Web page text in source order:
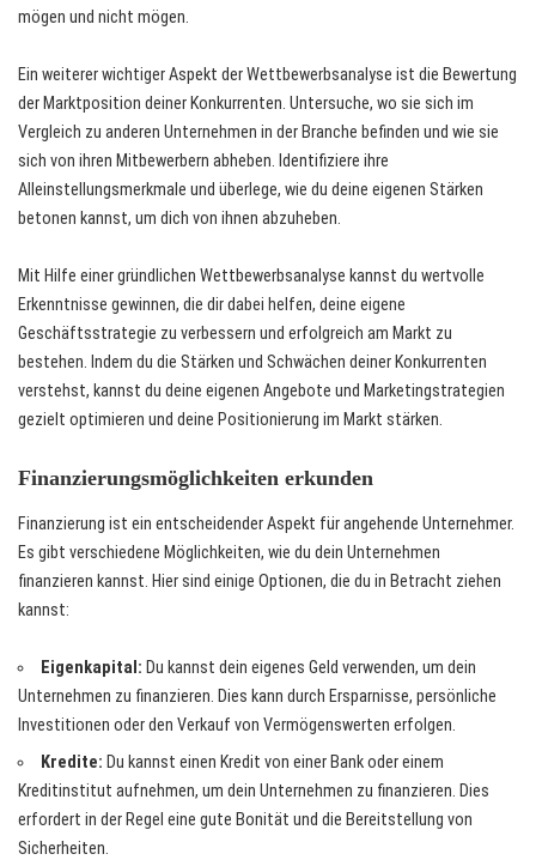
mögen und nicht mögen.
Ein weiterer wichtiger Aspekt der Wettbewerbsanalyse ist die Bewertung
der Marktposition deiner Konkurrenten. Untersuche, wo sie sich im
Vergleich zu anderen Unternehmen in der Branche befinden und wie sie
sich von ihren Mitbewerbern abheben. Identifiziere ihre
Alleinstellungsmerkmale und überlege, wie du deine eigenen Stärken
betonen kannst, um dich von ihnen abzuheben.
Mit Hilfe einer gründlichen Wettbewerbsanalyse kannst du wertvolle
Erkenntnisse gewinnen, die dir dabei helfen, deine eigene
Geschäftsstrategie zu verbessern und erfolgreich am Markt zu
bestehen. Indem du die Stärken und Schwächen deiner Konkurrenten
verstehst, kannst du deine eigenen Angebote und Marketingstrategien
gezielt optimieren und deine Positionierung im Markt stärken.
Finanzierungsmöglichkeiten erkunden
Finanzierung ist ein entscheidender Aspekt für angehende Unternehmer.
Es gibt verschiedene Möglichkeiten, wie du dein Unternehmen
finanzieren kannst. Hier sind einige Optionen, die du in Betracht ziehen
kannst:
Eigenkapital: Du kannst dein eigenes Geld verwenden, um dein
Unternehmen zu finanzieren. Dies kann durch Ersparnisse, persönliche
Investitionen oder den Verkauf von Vermögenswerten erfolgen.
Kredite: Du kannst einen Kredit von einer Bank oder einem
Kreditinstitut aufnehmen, um dein Unternehmen zu finanzieren. Dies
erfordert in der Regel eine gute Bonität und die Bereitstellung von
Sicherheiten.